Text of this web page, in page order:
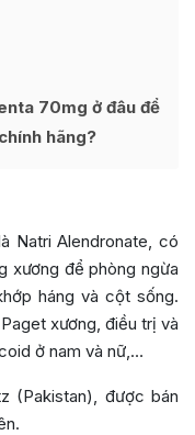
70mg ở đâu để
hãng?
Natri Alendronate, có
xương để phòng ngừa
háng và cột sống.
xương, điều trị và
ở nam và nữ,…
(Pakistan), được bán